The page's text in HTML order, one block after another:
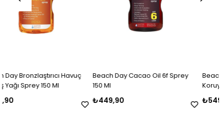
Beach Day Cacao Oil 6f Sprey
150 Ml
Beach Day Bronzlaştırıcı
Koruyucu Güneş Yağı Spf